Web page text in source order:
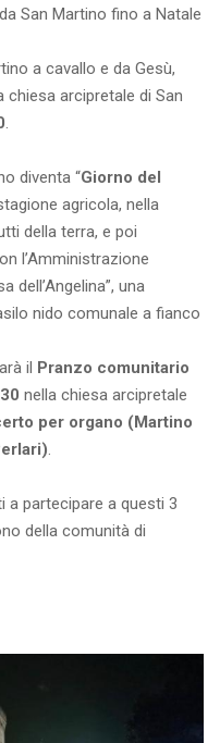
San Martino fino a Natale
a cavallo e da Gesù,
chiesa arcipretale di San
.
diventa “Giorno del
agricola, nella
della terra, e poi
l’Amministrazione
dell’Angelina”, una
nido comunale a fianco
il
Pranzo comunitario
nella chiesa arcipretale
per organo (Martino
.
a partecipare a questi 3
della comunità di